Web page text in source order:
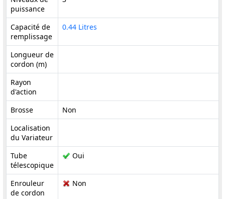
puissance
Capacité de
remplissage
0.44 Litres
Longueur de
cordon (m)
Rayon
d'action
Brosse
Non
Localisation
du Variateur
Tube
télescopique
Oui
Enrouleur
de cordon
Non